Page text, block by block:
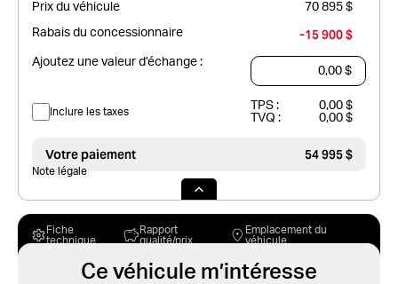
Prix du véhicule 70 895 $
Rabais du concessionnaire -15 900 $
Ajoutez une valeur d’échange :
Inclure les taxes TPS :
0,00 $
TVQ :
0,00 $
Votre paiement 54 995 $
Note légale
Fiche
technique
Rapport
qualité/prix
Emplacement du
véhicule
Ce véhicule m’intéresse